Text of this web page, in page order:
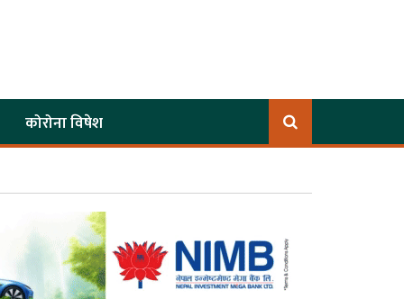
कोरोना विषेश